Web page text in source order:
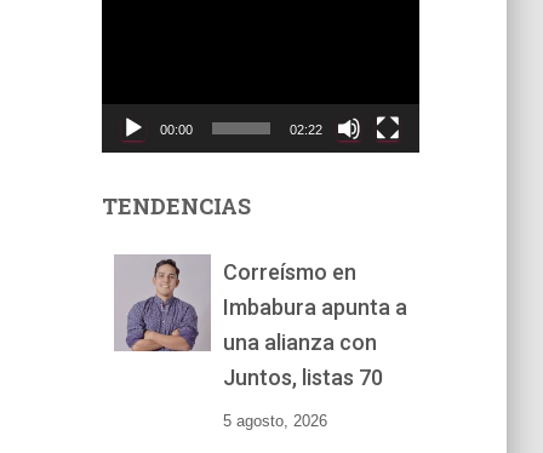
t
00:00 02:22
TENDENCIAS
Correísmo en
Imbabura apunta a
una alianza con
Juntos, listas 70
5 agosto, 2026